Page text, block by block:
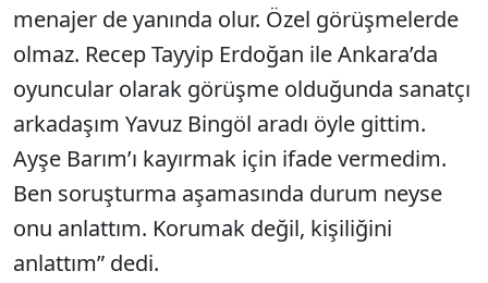
menajer de yanında olur. Özel görüşmelerde
olmaz. Recep Tayyip Erdoğan ile Ankara’da
oyuncular olarak görüşme olduğunda sanatçı
arkadaşım Yavuz Bingöl aradı öyle gittim.
Ayşe Barım’ı kayırmak için ifade vermedim.
Ben soruşturma aşamasında durum neyse
onu anlattım. Korumak değil, kişiliğini
anlattım” dedi.